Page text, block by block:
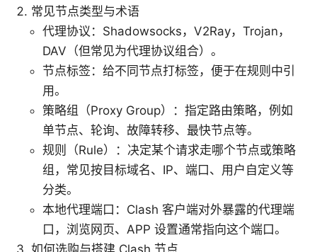
常见节点类型与术语
代理协议：Shadowsocks，V2Ray，Trojan，
DAV（但常见为代理协议组合）。
节点标签：给不同节点打标签，便于在规则中引
用。
策略组（Proxy Group）：指定路由策略，例如
单节点、轮询、故障转移、最快节点等。
规则（Rule）：决定某个请求走哪个节点或策略
组，常见按目标域名、IP、端口、用户自定义等
分类。
本地代理端口：Clash 客户端对外暴露的代理端
口，浏览网页、APP 设置通常指向这个端口。